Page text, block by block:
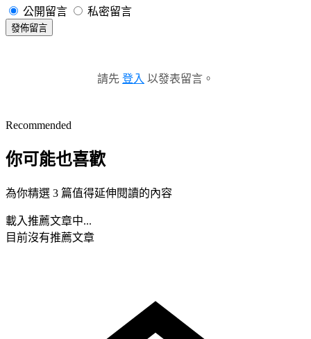
公開留言 私密留言
發佈留言
請先 登入 以發表留言。
Recommended
你可能也喜歡
為你精選 3 篇值得延伸閱讀的內容
載入推薦文章中...
目前沒有推薦文章